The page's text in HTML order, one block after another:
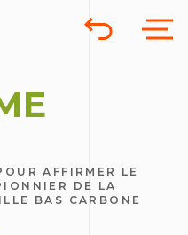
AFFIRMER LE
DE LA
BAS CARBONE